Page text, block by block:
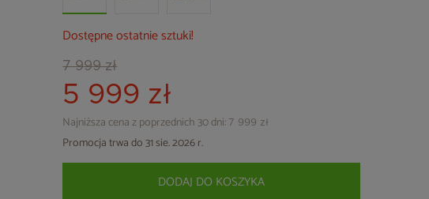
Dostępne ostatnie sztuki!
7 999 zł
5 999 zł
Najniższa cena z poprzednich 30 dni: 7 999 zł
Promocja trwa do 31 sie. 2026 r.
DODAJ DO KOSZYKA